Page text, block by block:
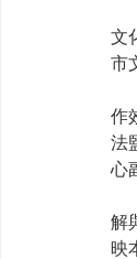
9
文
市
作
法
心
解
映